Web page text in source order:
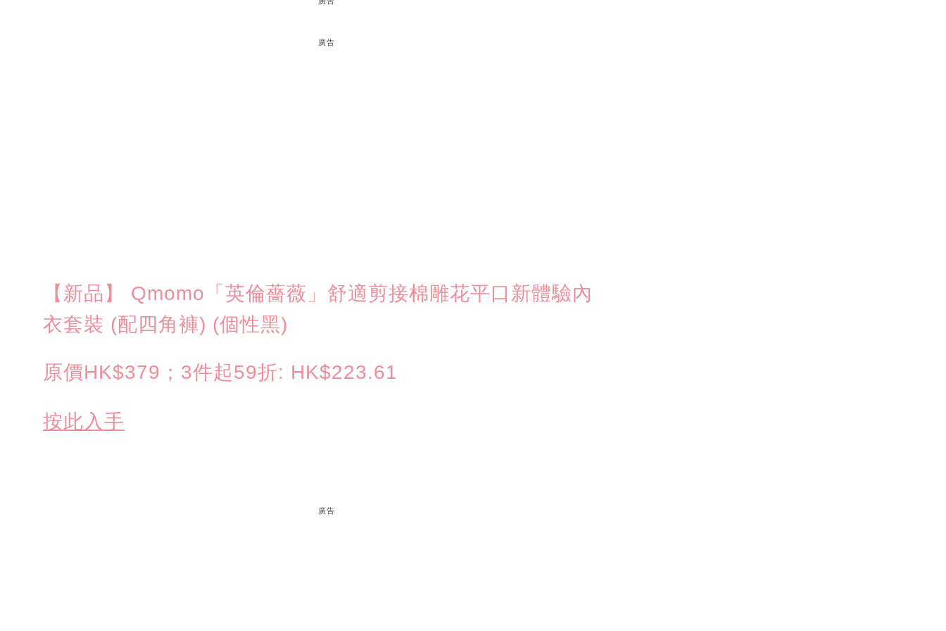
廣告
【新品】 Qmomo「英倫薔薇」舒適剪接棉雕花平口新體驗內
衣套裝 (配四角褲) (個性黑)
原價HK$379；3件起59折: HK$223.61
按此入手
廣告